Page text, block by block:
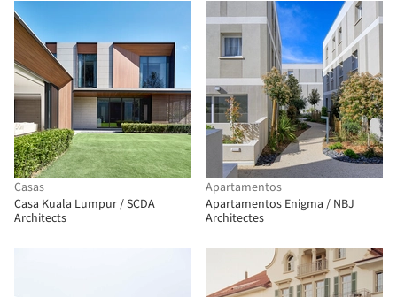
Casas
Casa Kuala Lumpur / SCDA
Architects
Apartamentos
Apartamentos Enigma / NBJ
Architectes